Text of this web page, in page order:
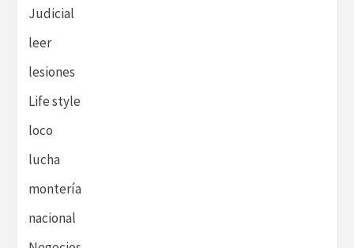
Judicial
leer
lesiones
Life style
loco
lucha
montería
nacional